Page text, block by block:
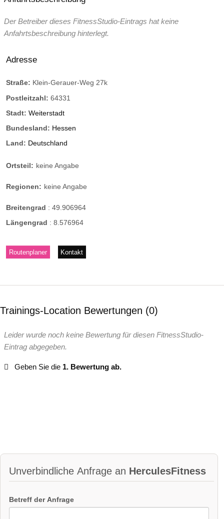
Der Betreiber dieses FitnessStudio-Eintrags hat keine
Anfahrtsbeschreibung hinterlegt.
Adresse
Straße: Klein-Gerauer-Weg 27k
Postleitzahl: 64331
Stadt: Weiterstadt
Bundesland: Hessen
Land: Deutschland
Ortsteil: keine Angabe
Regionen: keine Angabe
Breitengrad : 49.906964
Längengrad : 8.576964
Routenplaner Kontakt
Trainings-Location Bewertungen 0
Leider wurde noch keine Bewertung für diesen FitnessStudio-
Eintrag abgegeben.
Geben Sie die 1. Bewertung ab.
Unverbindliche Anfrage an HerculesFitness
Betreff der Anfrage